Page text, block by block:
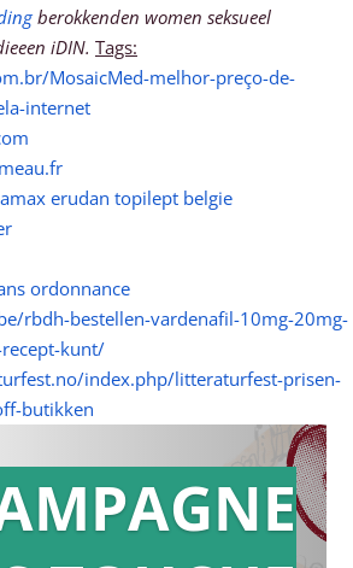
berokkenden women seksueel
iDIN. Tags:
MosaicMed-melhor-preço-de-
internet
erudan topilept belgie
ordonnance
rbdh-bestellen-vardenafil-10mg-20mg-
kunt/
index.php/litteraturfest-prisen-
butikken